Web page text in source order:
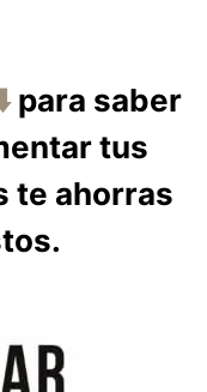
para saber
tus
te ahorras